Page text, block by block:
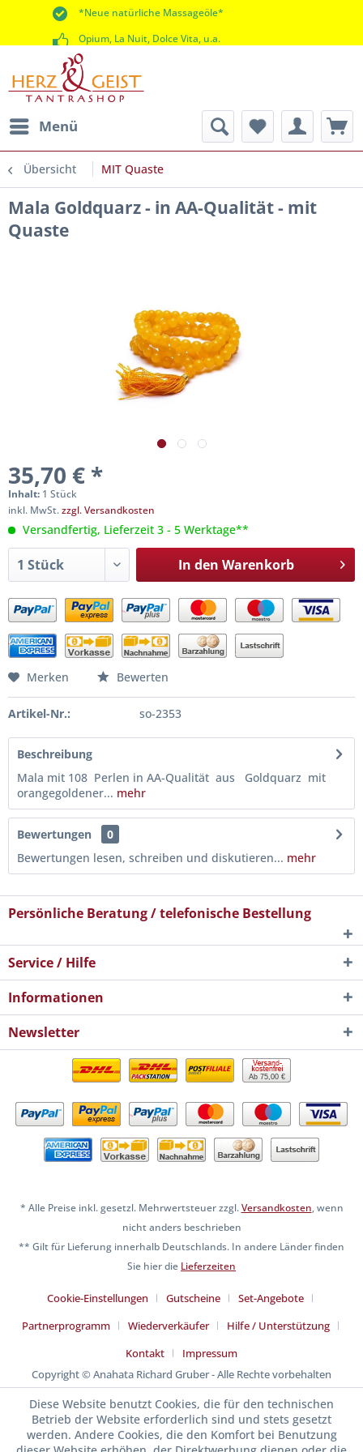
*Neue natürliche Massageöle*
Opium, La Nuit, Dolce Vita, u.a.
*60 Tage Rückgaberecht*
Menü
Übersicht MIT Quaste
Mala Goldquarz - in AA-Qualität - mit
Quaste
35,70 € *
Inhalt: 1 Stück
inkl. MwSt.zzgl. Versandkosten
Versandfertig, Lieferzeit 3 - 5 Werktage**
In den Warenkorb
Merken Bewerten
Artikel-Nr.: so-2353
Beschreibung
Mala mit 108 Perlen in AA-Qualität aus Goldquarz mit
orangegoldener... mehr
Bewertungen
0
Bewertungen lesen, schreiben und diskutieren... mehr
Persönliche Beratung / telefonische Bestellung
Service / Hilfe
Informationen
Newsletter
Ab 75,00 €
* Alle Preise inkl. gesetzl. Mehrwertsteuer zzgl.Versandkosten, wenn
nicht anders beschrieben
** Gilt für Lieferung innerhalb Deutschlands. In andere Länder finden
Sie hier die Lieferzeiten
Cookie-Einstellungen Gutscheine
Set-Angebote
Partnerprogramm
Wiederverkäufer
Hilfe / Unterstützung
Kontakt
Impressum
Copyright © Anahata Richard Gruber - Alle Rechte vorbehalten
Diese Website benutzt Cookies, die für den technischen
Betrieb der Website erforderlich sind und stets gesetzt
werden. Andere Cookies, die den Komfort bei Benutzung